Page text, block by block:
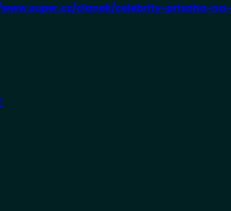
clanek/celebrity-prisaha-